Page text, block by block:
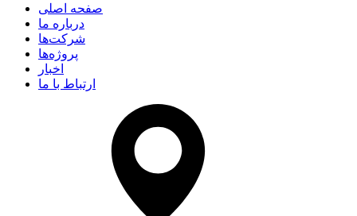
صفحه اصلی
درباره ما
شرکت‌ها
پروژه‌ها
اخبار
ارتباط با ما